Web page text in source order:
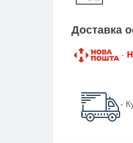
Доставка
-
-